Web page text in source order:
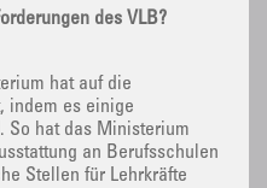
des VLB?
hat auf die
indem es einige
hat das Ministerium
an Berufsschulen
Stellen für Lehrkräfte